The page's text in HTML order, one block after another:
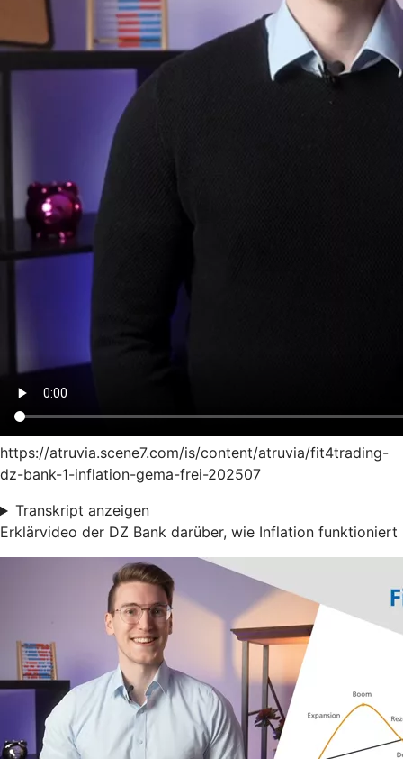
https://atruvia.scene7.com/is/content/atruvia/fit4trading-
dz-bank-1-inflation-gema-frei-202507
Transkript anzeigen
Erklärvideo der DZ Bank darüber, wie Inflation funktioniert